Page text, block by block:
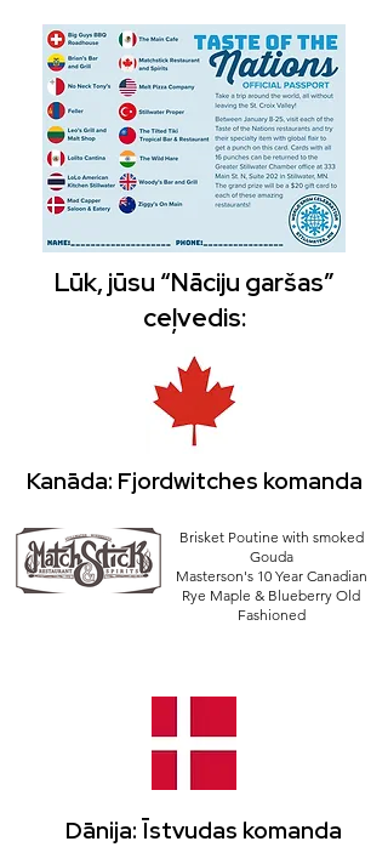
Lūk, jūsu “Nāciju garšas”
ceļvedis:
Kanāda: Fjordwitches komanda
Brisket Poutine with smoked
Gouda
Masterson's 10 Year Canadian
Rye Maple & Blueberry Old
Fashioned
Dānija: Īstvudas komanda